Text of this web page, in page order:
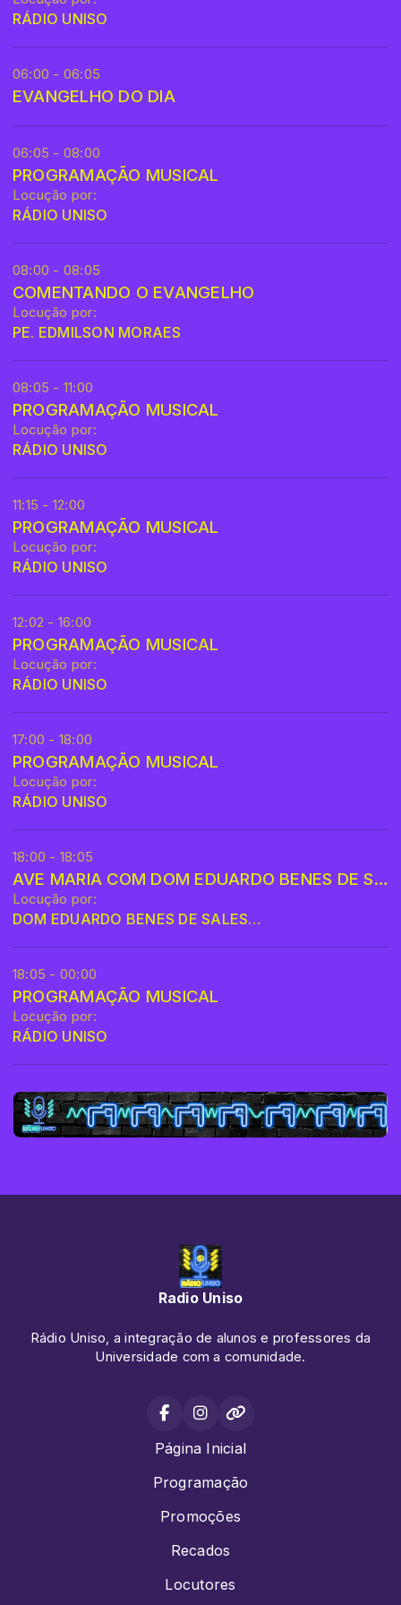
RÁDIO UNISO
06:00 - 06:05
EVANGELHO DO DIA
06:05 - 08:00
PROGRAMAÇÃO MUSICAL
Locução por:
RÁDIO UNISO
08:00 - 08:05
COMENTANDO O EVANGELHO
Locução por:
PE. EDMILSON MORAES
08:05 - 11:00
PROGRAMAÇÃO MUSICAL
Locução por:
RÁDIO UNISO
11:15 - 12:00
PROGRAMAÇÃO MUSICAL
Locução por:
RÁDIO UNISO
12:02 - 16:00
PROGRAMAÇÃO MUSICAL
Locução por:
RÁDIO UNISO
17:00 - 18:00
PROGRAMAÇÃO MUSICAL
Locução por:
RÁDIO UNISO
18:00 - 18:05
AVE MARIA COM DOM EDUARDO BENES DE SALES RODRIGUES
Locução por:
DOM EDUARDO BENES DE SALES RODRIGUES
18:05 - 00:00
PROGRAMAÇÃO MUSICAL
Locução por:
RÁDIO UNISO
Radio Uniso
Rádio Uniso, a integração de alunos e professores da
Universidade com a comunidade.
Página Inicial
Programação
Promoções
Recados
Locutores